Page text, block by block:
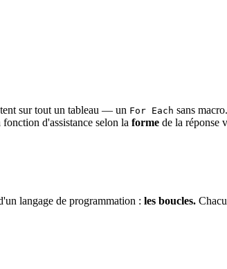
sur tout un tableau — un For Each sans
fonction d'assistance selon la forme de la réponse
langage de programmation : les boucles.